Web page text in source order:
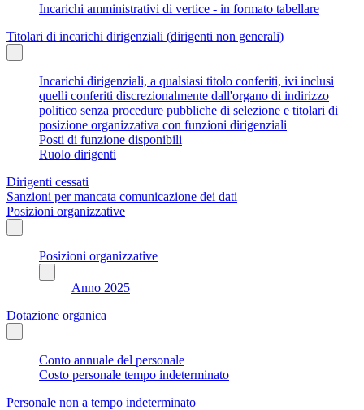
Incarichi amministrativi di vertice - in formato tabellare
Titolari di incarichi dirigenziali (dirigenti non generali)
Incarichi dirigenziali, a qualsiasi titolo conferiti, ivi inclusi
quelli conferiti discrezionalmente dall'organo di indirizzo
politico senza procedure pubbliche di selezione e titolari di
posizione organizzativa con funzioni dirigenziali
Posti di funzione disponibili
Ruolo dirigenti
Dirigenti cessati
Sanzioni per mancata comunicazione dei dati
Posizioni organizzative
Posizioni organizzative
Anno 2025
Dotazione organica
Conto annuale del personale
Costo personale tempo indeterminato
Personale non a tempo indeterminato